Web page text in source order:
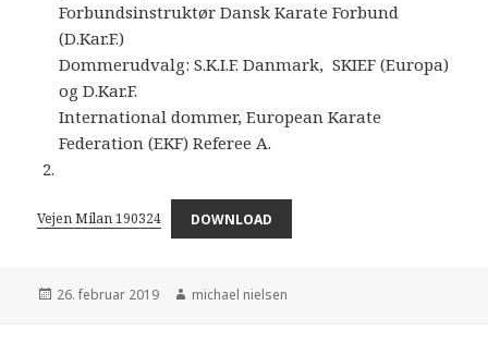
Forbundsinstruktør Dansk Karate Forbund
(D.Kar.F.)
Dommerudvalg: S.K.I.F. Danmark, SKIEF (Europa)
og D.Kar.F.
International dommer, European Karate
Federation (EKF) Referee A.
Vejen Milan 190324 DOWNLOAD
Udgivet
26. februar 2019 Forfatter
michael nielsen